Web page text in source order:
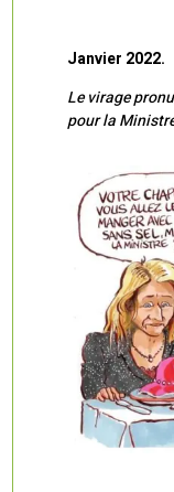
Janvier 2022.
Le virage
pour la